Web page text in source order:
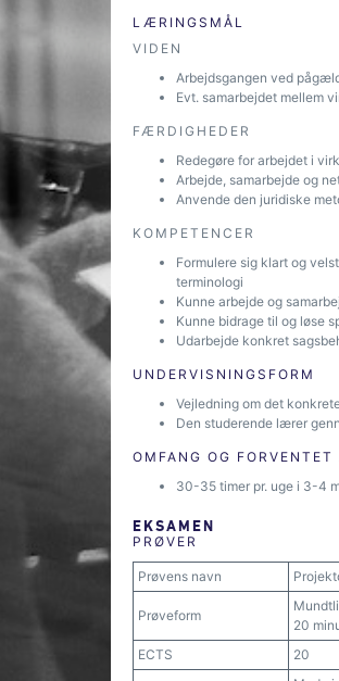
LÆRINGSMÅL
VIDEN
Arbejdsgangen ved
Evt. samarbejdet mellem
FÆRDIGHEDER
Redegøre for arbejdet i
Arbejde, samarbejde og
Anvende den juridiske
KOMPETENCER
Formulere sig klart og
terminologi
Kunne arbejde og
Kunne bidrage til og løse
Udarbejde konkret
UNDERVISNINGSFORM
Vejledning om det
Den studerende lærer
OMFANG OG
30-35 timer pr. uge i 3-4
EKSAMEN
PRØVER
Prøvens navn
Prøveform
20
ECTS
20